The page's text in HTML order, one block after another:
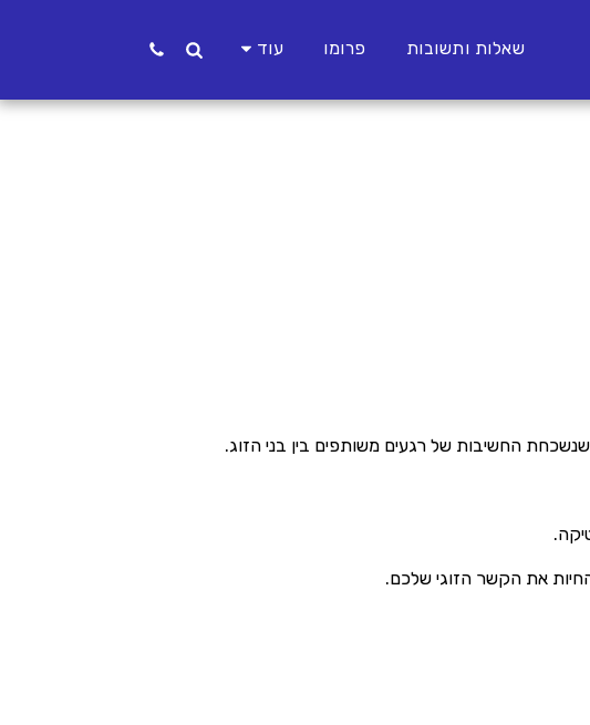
שאלות ותשובות פרומו עוד
החשיבות של רגעים משותפים בין בני הזוג.
את הקשר הזוגי שלכם.